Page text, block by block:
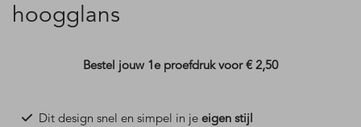
hoogglans
Bestel jouw 1e proefdruk voor€ 2,50
Dit design snel en simpel in je eigen stijl